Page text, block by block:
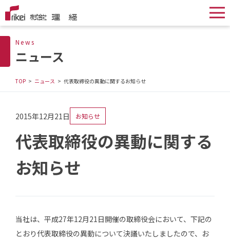
News
ニュース
TOP ニュース 代表取締役の異動に関するお知らせ
2015年12月21日 お知らせ
代表取締役の異動に関する
お知らせ
当社は、平成27年12月21日開催の取締役会において、下記の
とおり代表取締役の異動について決議いたしましたので、お